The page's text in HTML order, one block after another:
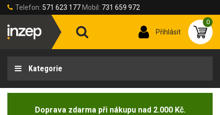
Telefon: 571 623 177 Mobil: 731 659 972
Přihlásit
0
Kategorie
Doprava zdarma při nákupu nad 2.000 Kč.